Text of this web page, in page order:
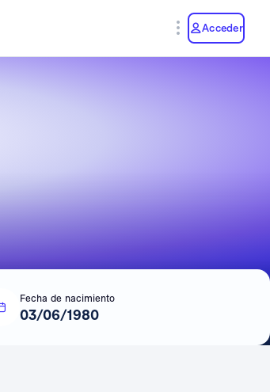
Acceder
Fecha de nacimiento
03/06/1980